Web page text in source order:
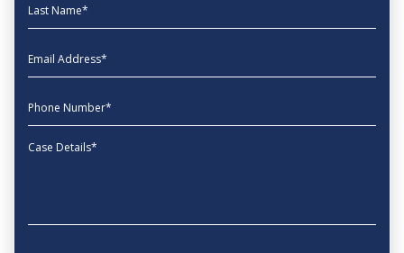
EmailAddress
phone
Message